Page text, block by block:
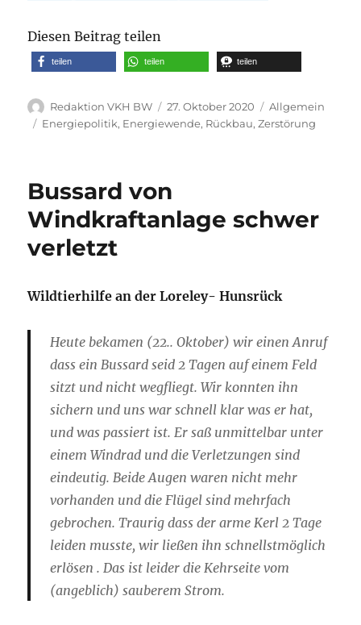
Diesen Beitrag teilen
teilen teilen teilen
Autor
Redaktion VKH BW
Veröffentlicht
am
27. Oktober 2020 Kategorien
Allgemein
Schlagwörter
Energiepolitik, Energiewende, Rückbau,Zerstörung
Bussard von
Windkraftanlage schwer
verletzt
Wildtierhilfe an der Loreley- Hunsrück
Heute bekamen (22.. Oktober) wir einen Anruf
dass ein Bussard seid 2 Tagen auf einem Feld
sitzt und nicht wegfliegt. Wir konnten ihn
sichern und uns war schnell klar was er hat,
und was passiert ist. Er saß unmittelbar unter
einem Windrad und die Verletzungen sind
eindeutig. Beide Augen waren nicht mehr
vorhanden und die Flügel sind mehrfach
gebrochen. Traurig dass der arme Kerl 2 Tage
leiden musste, wir ließen ihn schnellstmöglich
erlösen . Das ist leider die Kehrseite vom
(angeblich) sauberem Strom.